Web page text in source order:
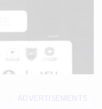
ADVERTISEMENTS